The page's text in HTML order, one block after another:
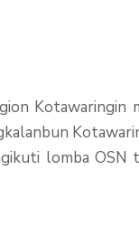
Kotawaringin
lomba